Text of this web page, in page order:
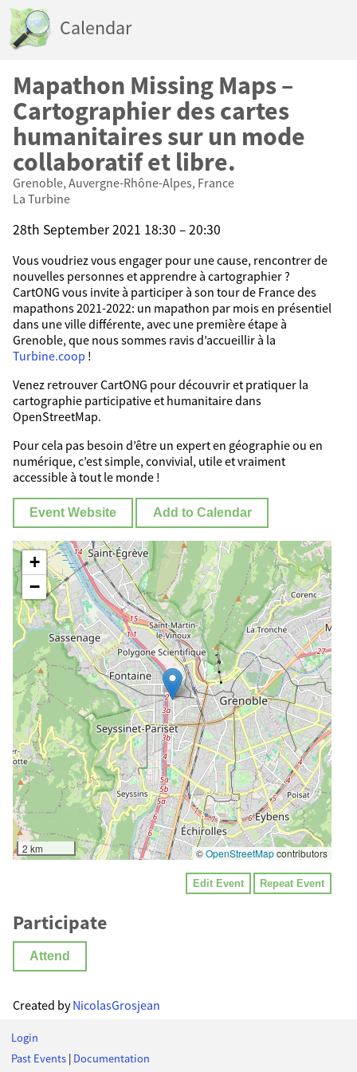
Calendar
Mapathon Missing Maps –
Cartographier des cartes
humanitaires sur un mode
collaboratif et libre.
Grenoble, Auvergne-Rhône-Alpes, France
La Turbine
28th September 2021 18:30 – 20:30
Vous voudriez vous engager pour une cause, rencontrer de
nouvelles personnes et apprendre à cartographier ?
CartONG vous invite à participer à son tour de France des
mapathons 2021-2022: un mapathon par mois en présentiel
dans une ville différente, avec une première étape à
Grenoble, que nous sommes ravis d’accueillir à la
Turbine.coop !
Venez retrouver CartONG pour découvrir et pratiquer la
cartographie participative et humanitaire dans
OpenStreetMap.
Pour cela pas besoin d’être un expert en géographie ou en
numérique, c’est simple, convivial, utile et vraiment
accessible à tout le monde !
Event Website Add to Calendar
+
−
2 km ©OpenStreetMapcontributors
Edit Event Repeat Event
Participate
Attend
Created byNicolasGrosjean
Login
Past Events | Documentation